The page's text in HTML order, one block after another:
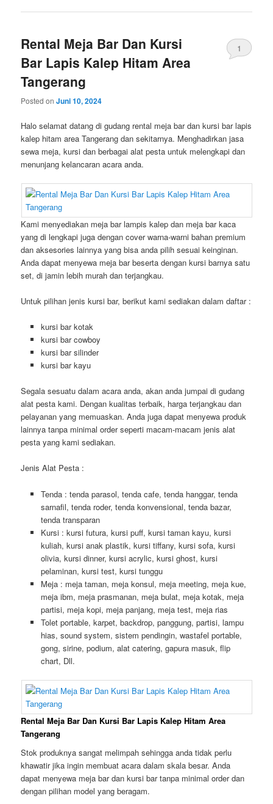
Rental Meja Bar Dan Kursi
Bar Lapis Kalep Hitam Area
Tangerang
Posted onJuni 10, 2024
1
Halo selamat datang di gudang rental meja bar dan kursi bar lapis
kalep hitam area Tangerang dan sekitarnya. Menghadirkan jasa
sewa meja, kursi dan berbagai alat pesta untuk melengkapi dan
menunjang kelancaran acara anda.
Kami menyediakan meja bar lampis kalep dan meja bar kaca
yang di lengkapi juga dengan cover warna-warni bahan premium
dan aksesories lainnya yang bisa anda pilih sesuai keinginan.
Anda dapat menyewa meja bar beserta dengan kursi barnya satu
set, di jamin lebih murah dan terjangkau.
Untuk pilihan jenis kursi bar, berikut kami sediakan dalam daftar :
kursi bar kotak
kursi bar cowboy
kursi bar silinder
kursi bar kayu
Segala sesuatu dalam acara anda, akan anda jumpai di gudang
alat pesta kami. Dengan kualitas terbaik, harga terjangkau dan
pelayanan yang memuaskan. Anda juga dapat menyewa produk
lainnya tanpa minimal order seperti macam-macam jenis alat
pesta yang kami sediakan.
Jenis Alat Pesta :
Tenda : tenda parasol, tenda cafe, tenda hanggar, tenda
sarnafil, tenda roder, tenda konvensional, tenda bazar,
tenda transparan
Kursi : kursi futura, kursi puff, kursi taman kayu, kursi
kuliah, kursi anak plastik, kursi tiffany, kursi sofa, kursi
olivia, kursi dinner, kursi acrylic, kursi ghost, kursi
pelaminan, kursi test, kursi tunggu
Meja : meja taman, meja konsul, meja meeting, meja kue,
meja ibm, meja prasmanan, meja bulat, meja kotak, meja
partisi, meja kopi, meja panjang, meja test, meja rias
Tolet portable, karpet, backdrop, panggung, partisi, lampu
hias, sound system, sistem pendingin, wastafel portable,
gong, sirine, podium, alat catering, gapura masuk, flip
chart, Dll.
Rental Meja Bar Dan Kursi Bar Lapis Kalep Hitam Area
Tangerang
Stok produknya sangat melimpah sehingga anda tidak perlu
khawatir jika ingin membuat acara dalam skala besar. Anda
dapat menyewa meja bar dan kursi bar tanpa minimal order dan
dengan pilihan model yang beragam.